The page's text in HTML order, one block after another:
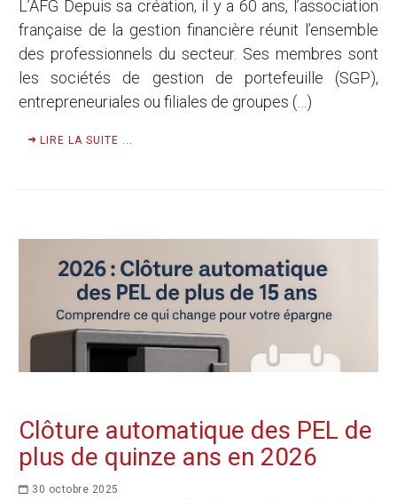
L’AFG Depuis sa création, il y a 60 ans, l’association
française de la gestion financière réunit l’ensemble
des professionnels du secteur. Ses membres sont
les sociétés de gestion de portefeuille (SGP),
entrepreneuriales ou filiales de groupes (…)
LIRE LA SUITE ...
Clôture automatique des PEL de
plus de quinze ans en 2026
30 octobre 2025